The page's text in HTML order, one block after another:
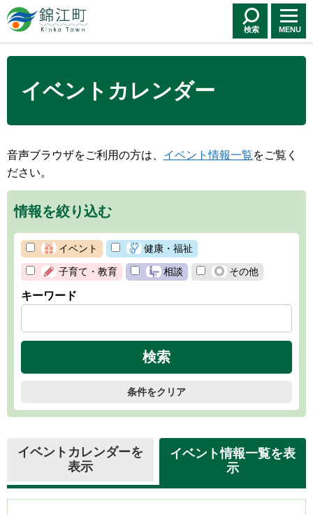
錦江町 Kinko
Town
検索 MENU
イベントカレンダー
音声ブラウザをご利用の方は、 イベント情報一覧をご覧く
ださい。
情報を絞り込む
イベント 健康・福祉
子育て・教育 相談 その他
キーワード
条件をクリア
イベントカレンダーを
表示
イベント情報一覧を表
示